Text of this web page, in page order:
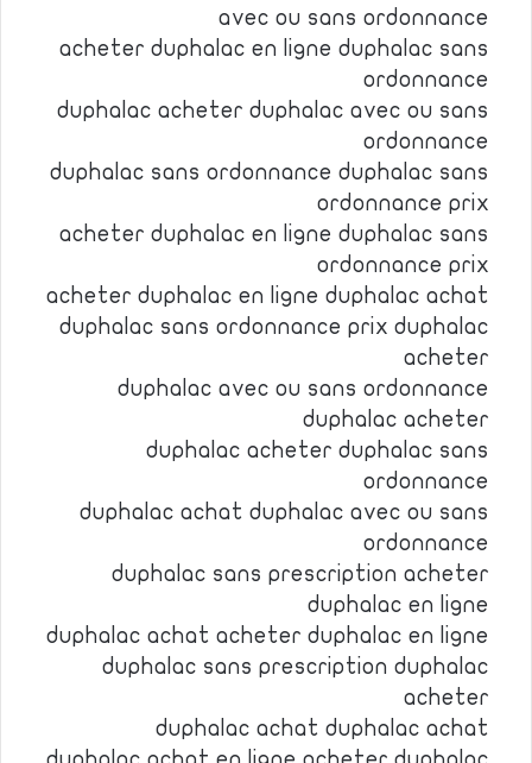
avec ou sans ordonnance
acheter duphalac en ligne duphalac sans
ordonnance
duphalac acheter duphalac avec ou sans
ordonnance
duphalac sans ordonnance duphalac sans
ordonnance prix
acheter duphalac en ligne duphalac sans
ordonnance prix
acheter duphalac en ligne duphalac achat
duphalac sans ordonnance prix duphalac
acheter
duphalac avec ou sans ordonnance
duphalac acheter
duphalac acheter duphalac sans
ordonnance
duphalac achat duphalac avec ou sans
ordonnance
duphalac sans prescription acheter
duphalac en ligne
duphalac achat acheter duphalac en ligne
duphalac sans prescription duphalac
acheter
duphalac achat duphalac achat